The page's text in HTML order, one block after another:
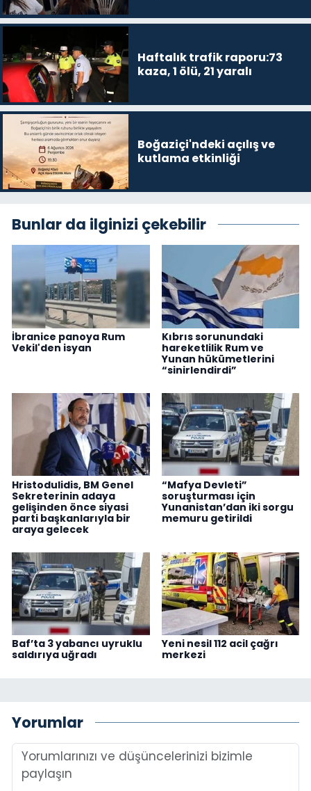
Haftalık trafik raporu:73
kaza, 1 ölü, 21 yaralı
Boğaziçi'ndeki açılış ve
kutlama etkinliği
Bunlar da ilginizi çekebilir
İbranice panoya Rum
Vekil'den isyan
Kıbrıs sorunundaki
hareketlilik Rum ve
Yunan hükümetlerini
“sinirlendirdi”
Hristodulidis, BM Genel
Sekreterinin adaya
gelişinden önce siyasi
parti başkanlarıyla bir
araya gelecek
“Mafya Devleti”
soruşturması için
Yunanistan’dan iki sorgu
memuru getirildi
Baf’ta 3 yabancı uyruklu
saldırıya uğradı
Yeni nesil 112 acil çağrı
merkezi
Yorumlar